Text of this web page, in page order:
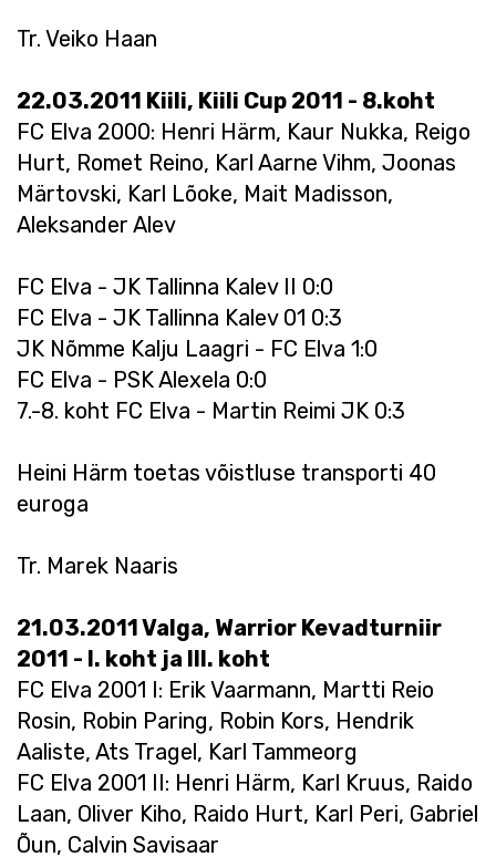
Tr. Veiko Haan
22.03.2011 Kiili, Kiili Cup 2011 - 8.koht
FC Elva 2000: Henri Härm, Kaur Nukka, Reigo
Hurt, Romet Reino, Karl Aarne Vihm, Joonas
Märtovski, Karl Lõoke, Mait Madisson,
Aleksander Alev
FC Elva - JK Tallinna Kalev II 0:0
FC Elva - JK Tallinna Kalev 01 0:3
JK Nõmme Kalju Laagri - FC Elva 1:0
FC Elva - PSK Alexela 0:0
7.-8. koht FC Elva - Martin Reimi JK 0:3
Heini Härm toetas võistluse transporti 40
euroga
Tr. Marek Naaris
21.03.2011 Valga, Warrior Kevadturniir
2011 - I. koht ja III. koht
FC Elva 2001 I: Erik Vaarmann, Martti Reio
Rosin, Robin Paring, Robin Kors, Hendrik
Aaliste, Ats Tragel, Karl Tammeorg
FC Elva 2001 II: Henri Härm, Karl Kruus, Raido
Laan, Oliver Kiho, Raido Hurt, Karl Peri, Gabriel
Õun, Calvin Savisaar